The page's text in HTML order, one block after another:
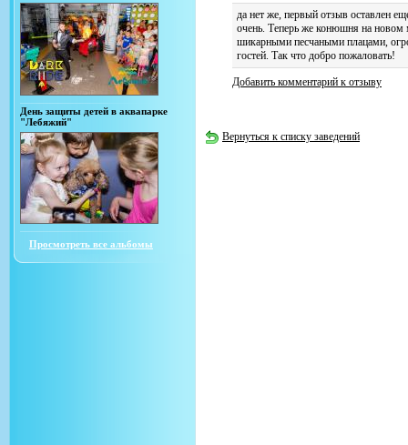
День защиты детей в аквапарке
"Лебяжий"
Просмотреть все альбомы
да нет же, первый отзыв оставлен
очень. Теперь же конюшня на
шикарными песчаными плацами,
гостей. Так что добро пожаловать!
Добавить комментарий к отзыву
Вернуться к списку заведений